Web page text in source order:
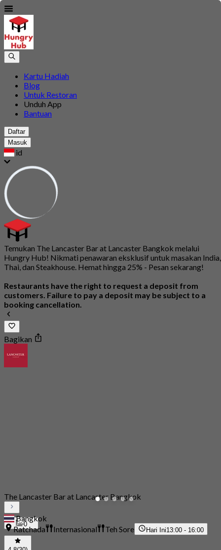
Kartu Hadiah
Blog
Untuk Restoran
Unduh App
Bantuan
Daftar
Masuk
id
Temukan The Lancaster Bar at Lancaster Bangkok melalui
Hungry Hub! Nikmati penawaran eksklusif untuk masakan India,
Thai, dan Steakhouse. Hemat hingga 25% - Pesan sekarang!
Restaurants have the right to request a deposit from
customers. Failure to pay a deposit may be subject to a
booking cancellation.
Bagikan
0
The Lancaster Bar at Lancaster Bangkok
Bangkok
Ratchada
Internasional Teh Sore Hari Ini13:00 - 16:00